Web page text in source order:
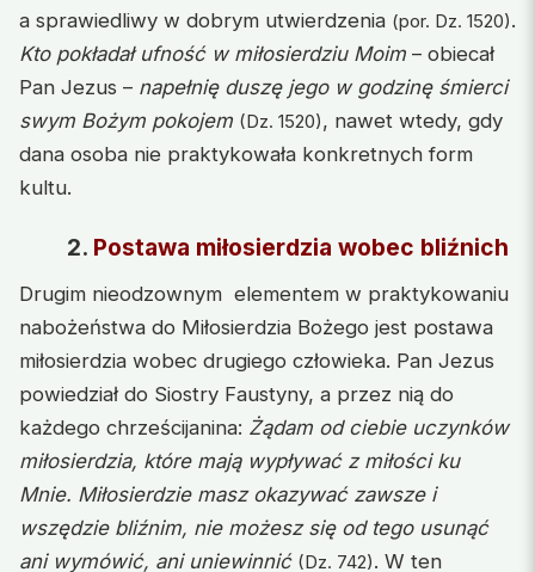
a sprawiedliwy w dobrym utwierdzenia (por. Dz. 1520).
Kto pokładał ufność w miłosierdziu Moim – obiecał
Pan Jezus – napełnię duszę jego w godzinę śmierci
swym Bożym pokojem (Dz. 1520), nawet wtedy, gdy
dana osoba nie praktykowała konkretnych form
kultu.
2. Postawa miłosierdzia wobec bliźnich
Drugim nieodzownym elementem w praktykowaniu
nabożeństwa do Miłosierdzia Bożego jest postawa
miłosierdzia wobec drugiego człowieka. Pan Jezus
powiedział do Siostry Faustyny, a przez nią do
każdego chrześcijanina: Żądam od ciebie uczynków
miłosierdzia, które mają wypływać z miłości ku
Mnie. Miłosierdzie masz okazywać zawsze i
wszędzie bliźnim, nie możesz się od tego usunąć
ani wymówić, ani uniewinnić (Dz. 742). W ten